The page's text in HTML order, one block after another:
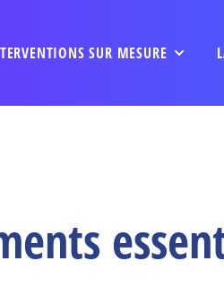
SUR MESURE